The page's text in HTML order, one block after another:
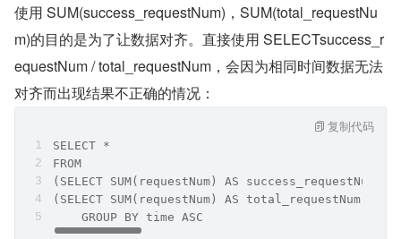
使用 SUM(success_requestNum)，SUM(total_requestNu
m)的目的是为了让数据对齐。直接使用 SELECTsuccess_r
equestNum / total_requestNum，会因为相同时间数据无法
对齐而出现结果不正确的情况：
SELECT *
FROM
(SELECT SUM(requestNum) AS success_requestNum
(SELECT SUM(requestNum) AS total_requestNum
    GROUP BY time ASC
复制代码